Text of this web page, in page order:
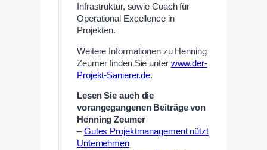
Infrastruktur, sowie Coach für
Operational Excellence in
Projekten.
Weitere Informationen zu Henning
Zeumer finden Sie unter www.der-
Projekt-Sanierer.de.
Lesen Sie auch die
vorangegangenen Beiträge von
Henning Zeumer
–Gutes Projektmanagement nützt
Unternehmen